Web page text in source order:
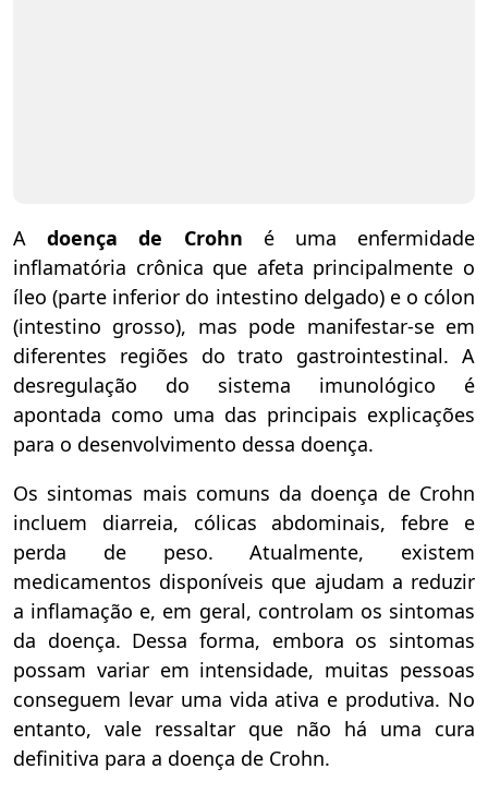
Adoença de Crohn é uma enfermidade
inflamatória crônica que afeta principalmente o
íleo (parte inferior do intestino delgado) e o cólon
(intestino grosso), mas pode manifestar-se em
diferentes regiões do trato gastrointestinal. A
desregulação do sistema imunológico é
apontada como uma das principais explicações
para o desenvolvimento dessa doença.
Os sintomas mais comuns da doença de Crohn
incluem diarreia, cólicas abdominais, febre e
perda de peso. Atualmente, existem
medicamentos disponíveis que ajudam a reduzir
a inflamação e, em geral, controlam os sintomas
da doença. Dessa forma, embora os sintomas
possam variar em intensidade, muitas pessoas
conseguem levar uma vida ativa e produtiva. No
entanto, vale ressaltar que não há uma cura
definitiva para a doença de Crohn.